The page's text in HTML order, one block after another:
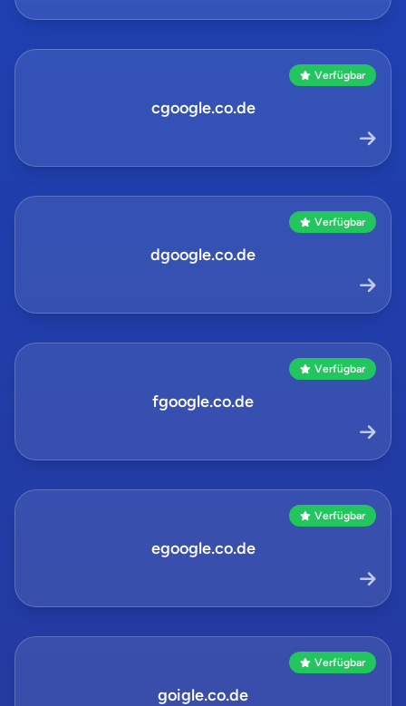
Verfügbar
cgoogle.co.de
Verfügbar
dgoogle.co.de
Verfügbar
fgoogle.co.de
Verfügbar
egoogle.co.de
Verfügbar
goigle.co.de